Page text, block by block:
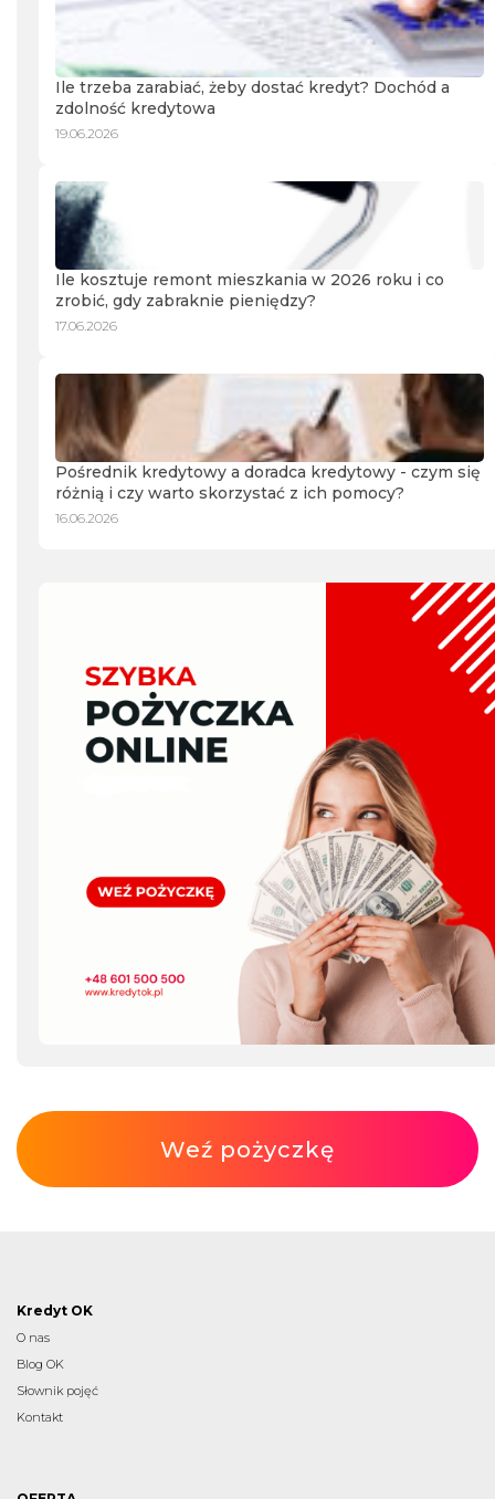
Ile trzeba zarabiać, żeby dostać kredyt? Dochód a
zdolność kredytowa
19.06.2026
Ile kosztuje remont mieszkania w 2026 roku i co
zrobić, gdy zabraknie pieniędzy?
17.06.2026
Pośrednik kredytowy a doradca kredytowy - czym się
różnią i czy warto skorzystać z ich pomocy?
16.06.2026
Weź pożyczkę
Kredyt OK
O nas
Blog OK
Słownik pojęć
Kontakt